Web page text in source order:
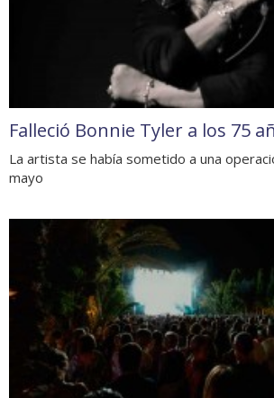
Falleció Bonnie Tyler a los 75
La artista se había sometido a una
mayo